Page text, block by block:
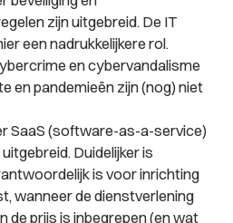
zijn uitgebreid. De IT
een nadrukkelijkere rol.
en cybervandalisme
en pandemieën zijn (nog) niet
SaaS (software-as-a-service)
Duidelijker is
is voor inrichting
wanneer de dienstverlening
de prijs is inbegrepen (en wat